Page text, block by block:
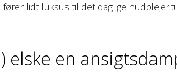
lidt luksus til det daglige
elske en